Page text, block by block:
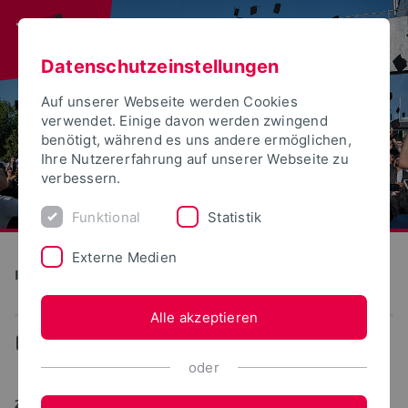
Institute for Life Science Technologies
... News
26.05.2011
Datenschutzeinstellungen
Auf unserer Webseite werden Cookies
verwendet. Einige davon werden zwingend
benötigt, während es uns andere ermöglichen,
Ihre Nutzererfahrung auf unserer Webseite zu
verbessern.
Funktional Statistik
Externe Medien
Alle akzeptieren
oder